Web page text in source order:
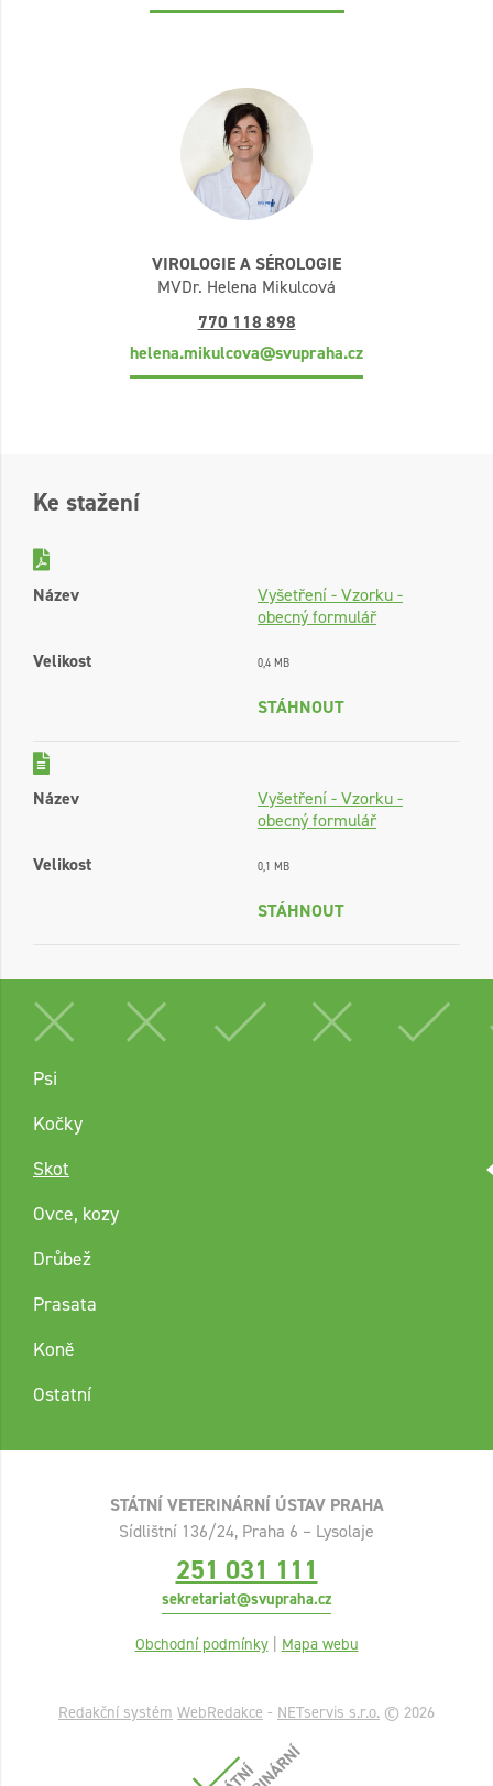
VIROLOGIE A SÉROLOGIE
MVDr. Helena Mikulcová
770 118 898
helena.mikulcova@svupraha.cz
Ke stažení
Název
Vyšetření - Vzorku -
obecný formulář
Velikost
0,4 MB
STÁHNOUT
Název
Vyšetření - Vzorku -
obecný formulář
Velikost
0,1 MB
STÁHNOUT
Psi
Kočky
Skot
Ovce, kozy
Drůbež
Prasata
Koně
Ostatní
STÁTNÍ VETERINÁRNÍ ÚSTAV PRAHA
Sídlištní 136/24, Praha 6 – Lysolaje
251 031 111
sekretariat@svupraha.cz
Obchodní podmínky | Mapa webu
Redakční systém WebRedakce - NETservis s.r.o. © 2026